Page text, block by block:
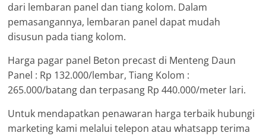
dari lembaran panel dan tiang kolom. Dalam
pemasangannya, lembaran panel dapat mudah
disusun pada tiang kolom.
Harga pagar panel Beton precast di Menteng Daun
Panel : Rp 132.000/lembar, Tiang Kolom :
265.000/batang dan terpasang Rp 440.000/meter lari.
Untuk mendapatkan penawaran harga terbaik hubungi
marketing kami melalui telepon atau whatsapp terima